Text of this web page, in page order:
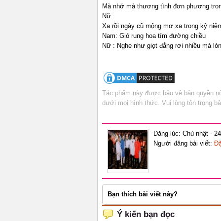
Mà nhớ mà thương tình đơn phương
Nữ :
Xa rồi ngày cũ mộng mơ xa trong kỷ
Nam: Gió rung hoa tím đường chiều
Nữ : Nghe như giọt đắng rơi nhiều mà
Tác phẩm này được bảo vệ bản quyền
dưới mọi hình thức. Vui lòng tôn trọng
Đăng lúc: Chủ nhật -
Người đăng bài viết:
Bạn thích bài viết này?